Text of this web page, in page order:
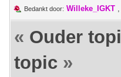
Bedankt door: Willeke_IGKT ,
« Ouder
topic »